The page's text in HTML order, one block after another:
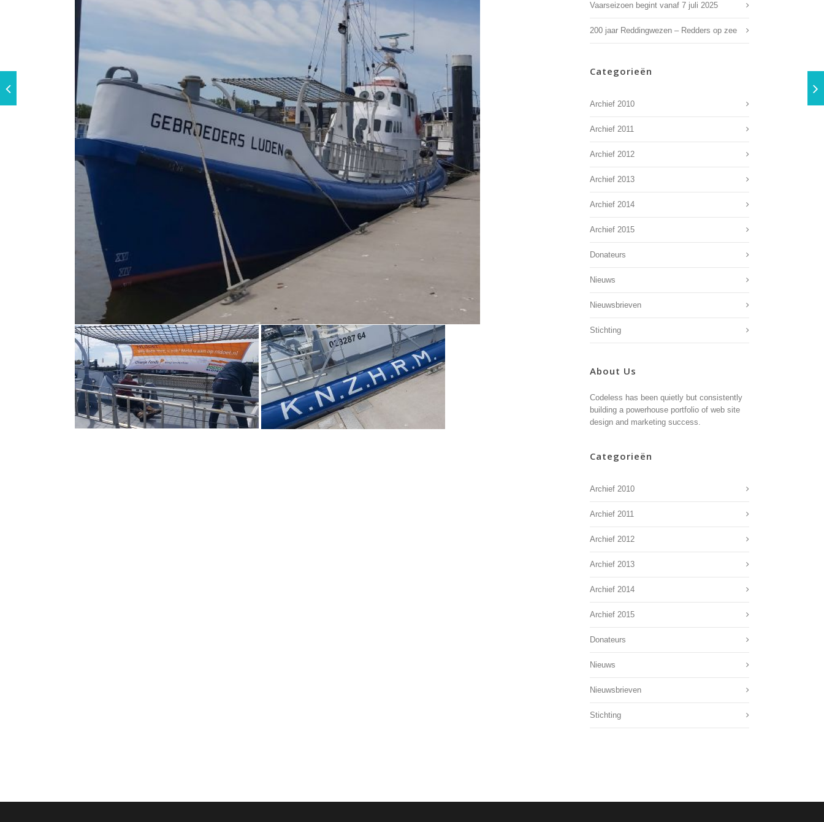
Vaarseizoen begint vanaf 7 juli 2025
200 jaar Reddingwezen – Redders op zee
Categorieën
Archief 2010
Archief 2011
Archief 2012
Archief 2013
Archief 2014
Archief 2015
Donateurs
Nieuws
Nieuwsbrieven
Stichting
About Us
Codeless has been quietly but consistently
building a powerhouse portfolio of web site
design and marketing success.
Categorieën
Archief 2010
Archief 2011
Archief 2012
Archief 2013
Archief 2014
Archief 2015
Donateurs
Nieuws
Nieuwsbrieven
Stichting